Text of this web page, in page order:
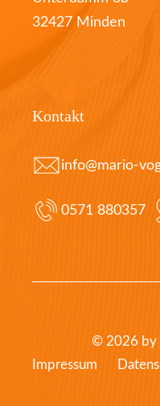
32427 Minden
Kontakt
info@mario-
0571 880357
© 2026 by
Impressum